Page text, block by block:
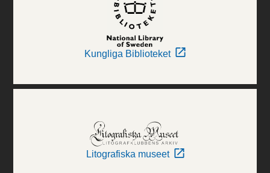
Kungliga Biblioteket
Litografiska museet